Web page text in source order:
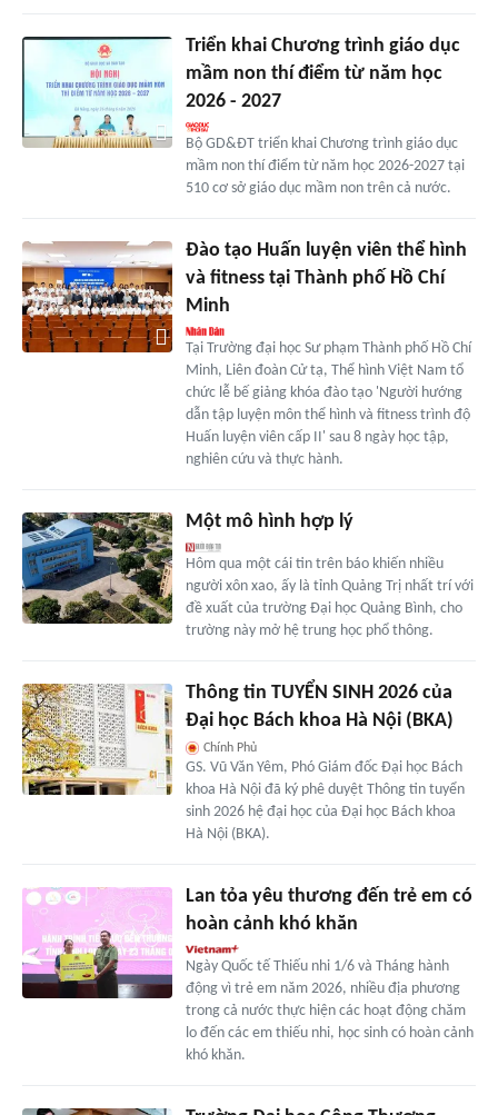
Triển khai Chương trình giáo dục
mầm non thí điểm từ năm học
2026 - 2027
Bộ GD&ĐT triển khai Chương trình giáo dục
mầm non thí điểm từ năm học 2026-2027 tại
510 cơ sở giáo dục mầm non trên cả nước.
Đào tạo Huấn luyện viên thể hình
và fitness tại Thành phố Hồ Chí
Minh
Tại Trường đại học Sư phạm Thành phố Hồ Chí
Minh, Liên đoàn Cử tạ, Thể hình Việt Nam tổ
chức lễ bế giảng khóa đào tạo 'Người hướng
dẫn tập luyện môn thể hình và fitness trình độ
Huấn luyện viên cấp II' sau 8 ngày học tập,
nghiên cứu và thực hành.
Một mô hình hợp lý
Hôm qua một cái tin trên báo khiến nhiều
người xôn xao, ấy là tỉnh Quảng Trị nhất trí với
đề xuất của trường Đại học Quảng Bình, cho
trường này mở hệ trung học phổ thông.
Thông tin TUYỂN SINH 2026 của
Đại học Bách khoa Hà Nội (BKA)
Chính Phủ
GS. Vũ Văn Yêm, Phó Giám đốc Đại học Bách
khoa Hà Nội đã ký phê duyệt Thông tin tuyển
sinh 2026 hệ đại học của Đại học Bách khoa
Hà Nội (BKA).
Lan tỏa yêu thương đến trẻ em có
hoàn cảnh khó khăn
Ngày Quốc tế Thiếu nhi 1/6 và Tháng hành
động vì trẻ em năm 2026, nhiều địa phương
trong cả nước thực hiện các hoạt động chăm
lo đến các em thiếu nhi, học sinh có hoàn cảnh
khó khăn.